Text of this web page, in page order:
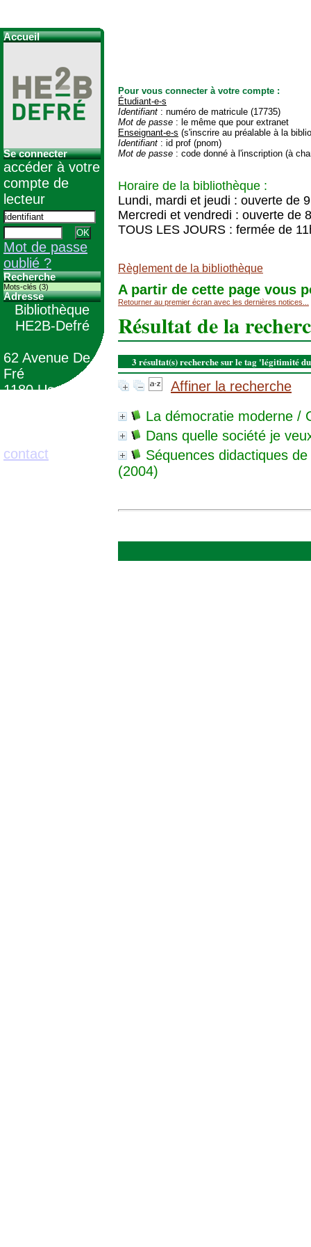
Pour vous connecter à votre compte :
Étudiant-e-s
Identifiant : numéro de matricule (17735)
Mot de passe : le même que pour extranet
Enseignant-e-s (s'inscrire au préalable à la
Identifiant : id prof (pnom)
Mot de passe : code donné à l'inscription (à
Horaire de la bibliothèque :
Lundi, mardi et jeudi : ouverte de
Mercredi et vendredi : ouverte de
TOUS LES JOURS : fermée de
Règlement de la bibliothèque
A partir de cette page vous
Retourner au premier écran avec les dernières notices...
Résultat de la
3 résultat(s) recherche sur le tag 'légitimité
Affiner la recherche
La démocratie moderne /
Dans quelle société je
Séquences didactiques
(2004)
Accueil
Se connecter
accéder à votre
compte de
lecteur
Mot de passe
oublié ?
Recherche
Mots-clés (3)
Adresse
Bibliothèque
HE2B-Defré
62 Avenue De
Fré
1180 Uccle
contact